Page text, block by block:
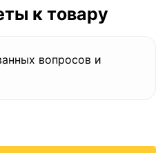
к товару
вопросов и